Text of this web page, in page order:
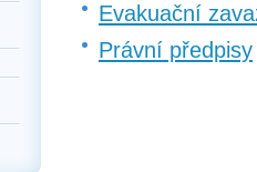
Evakuační
Právní předpisy